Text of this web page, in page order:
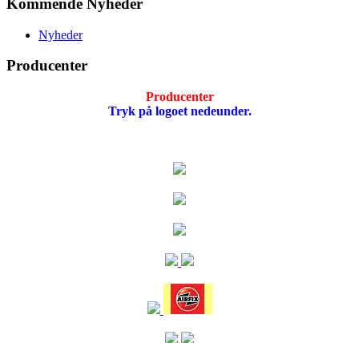
Kommende Nyheder
Nyheder
Producenter
Producenter
Tryk på logoet nedeunder.